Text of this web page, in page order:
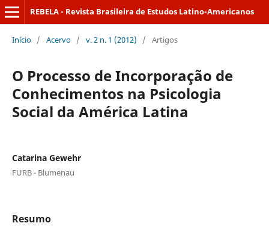
REBELA - Revista Brasileira de Estudos Latino-Americanos
Início / Acervo / v. 2 n. 1 (2012) / Artigos
O Processo de Incorporação de
Conhecimentos na Psicologia
Social da América Latina
Catarina Gewehr
FURB - Blumenau
Resumo